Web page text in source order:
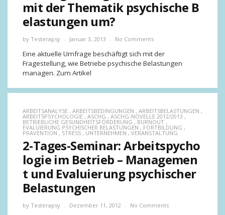
mit der Thematik psychische B
elastungen um?
by Testerapsy Januar 3, 2013 No Comments
Eine aktuelle Umfrage beschäftigt sich mit der
Fragestellung, wie Betriebe psychische Belastungen
managen. Zum Artikel
ARBEITSANALYSE , ARBEITSBEDINGUNGEN , ARBEITSBELASTUNGEN ,
ARBEITSPSYCHOLOGIE , ASCHG , ASCHG-NOVELLE 2012/2013 ,
BETRIEBLICHE GESUNDHEITSFÖRDERUNG , BURNOUT ,
EVALUIERUNG PSYCHISCHER BELASTUNGEN , FORTBILDUNG ,
PRÄVENTION , STRESS , UNTERNEHMEN , VERANSTALTUNG
2-Tages-Seminar: Arbeitspycho
logie im Betrieb – Managemen
t und Evaluierung psychischer
Belastungen
by Testerapsy Dezember 11, 2012 No Comments